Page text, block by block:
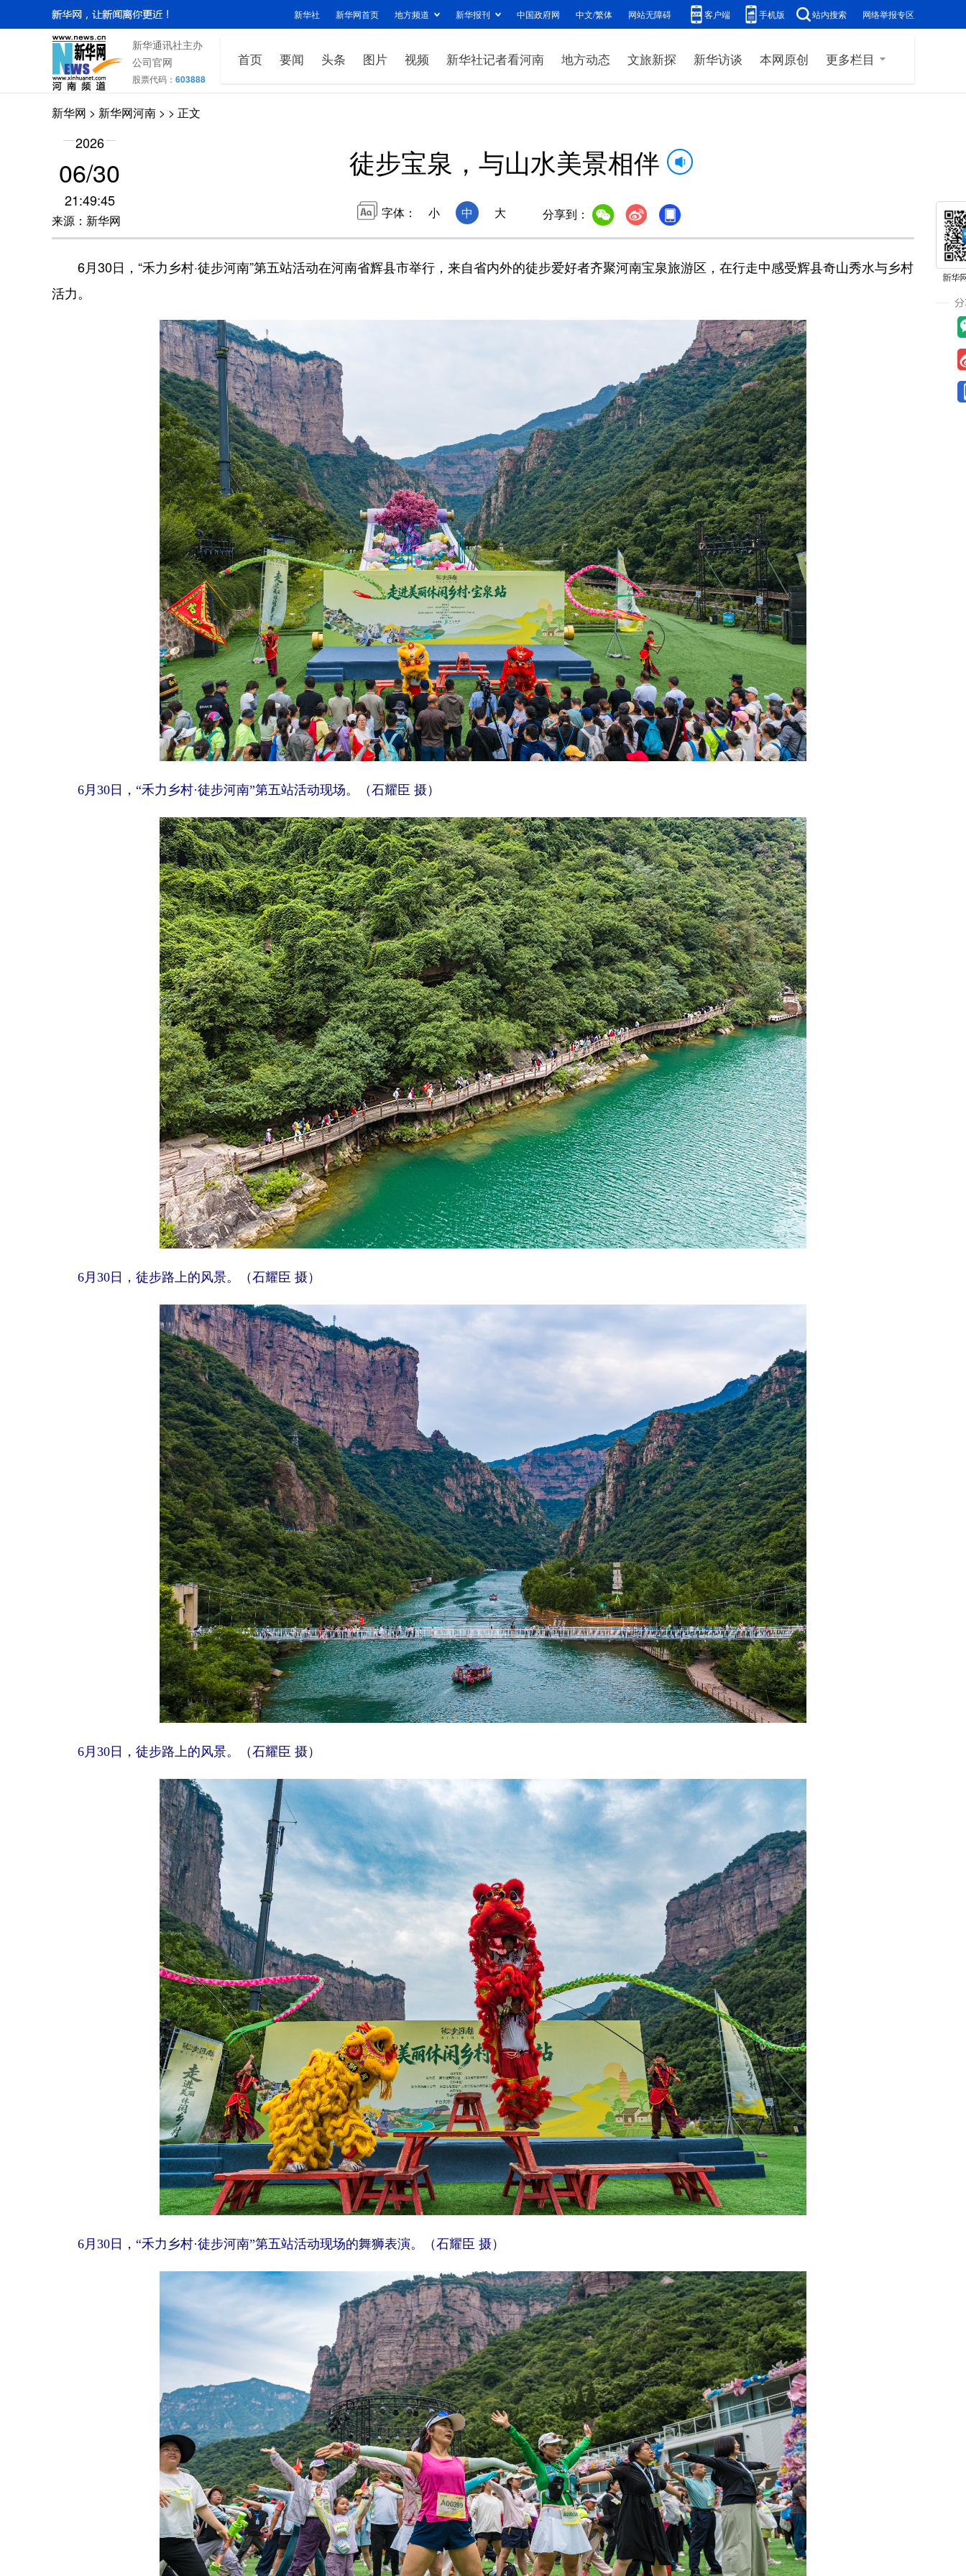
新华社 新华网首页 地方频道 新华报刊 中国政府网 中文/繁体 网站无障碍 客户端 手机版 站内搜索 网络举报专区
新华通讯社主办
公司官网
股票代码： 603888
首页 要闻 头条 图片 视频 新华社记者看河南 地方动态 文旅新探 新华访谈 本网原创 更多栏目
新华网 > 新华网河南 > > 正文
2026
06/30
21:49:45
来源：新华网
徒步宝泉，与山水美景相伴
字体： 小 中 大 分享到：
6月30日，“禾力乡村·徒步河南”第五站活动在河南省辉县市举行，来自省内外的徒步爱好者齐聚河南宝泉旅游区，在行走中感受辉县奇山秀水与乡村
活力。
6月30日，“禾力乡村·徒步河南”第五站活动现场。（石耀臣 摄）
6月30日，徒步路上的风景。（石耀臣 摄）
6月30日，徒步路上的风景。（石耀臣 摄）
6月30日，“禾力乡村·徒步河南”第五站活动现场的舞狮表演。（石耀臣 摄）